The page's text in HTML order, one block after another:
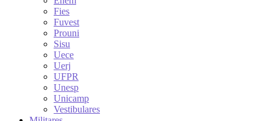
Fies
Fuvest
Prouni
Sisu
Uece
Uerj
UFPR
Unesp
Unicamp
Vestibulares